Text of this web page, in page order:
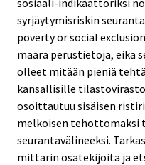
syrjäytymisriskin
poverty or social
määrä perustietoja, eikä
olleet mitään pieniä
kansallisille
osoittautuu sisäisen
melkoisen tehottomaksi
seurantavälineeksi.
mittarin osatekijöitä ja